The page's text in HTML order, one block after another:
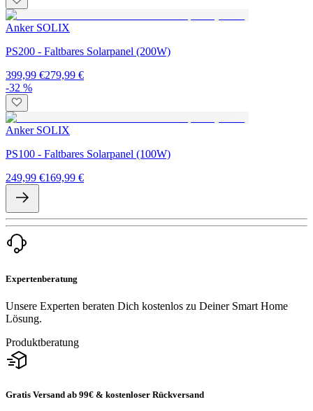
Anker SOLIX
PS200 - Faltbares Solarpanel (200W)
399,99 €279,99 €
-32 %
Anker SOLIX
PS100 - Faltbares Solarpanel (100W)
249,99 €169,99 €
Expertenberatung
Unsere Experten beraten Dich kostenlos zu Deiner Smart Home
Lösung.
Produktberatung
Gratis Versand ab 99€ & kostenloser Rückversand